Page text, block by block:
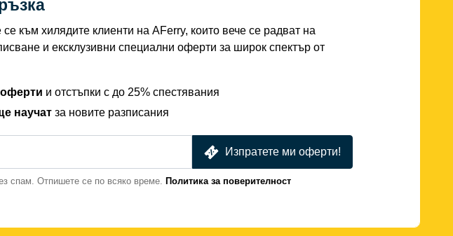
към хилядите клиенти на AFerry, които вече се радват на
и ексклузивни специални оферти за широк спектър от
и отстъпки с до 25% спестявания
научат за новите разписания
Изпратете ми оферти!
спам. Отпишете се по всяко време. Политика за поверителност